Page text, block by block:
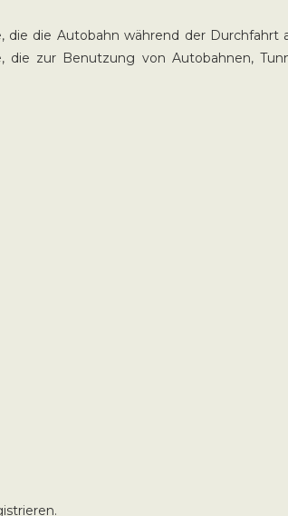
die Autobahn während der Durchfahrt
zur Benutzung von Autobahnen,